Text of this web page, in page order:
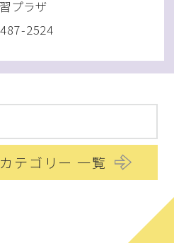
プラザ
2524
カテゴリー 一覧